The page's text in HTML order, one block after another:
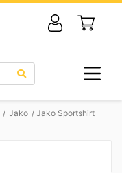
/ Jako / Jako Sportshirt